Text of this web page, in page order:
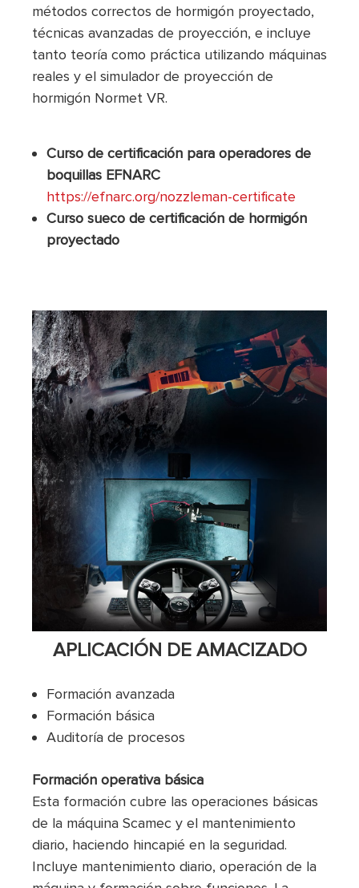
métodos correctos de hormigón proyectado,
técnicas avanzadas de proyección, e incluye
tanto teoría como práctica utilizando máquinas
reales y el simulador de proyección de
hormigón Normet VR.
Curso de certificación para operadores de
boquillas EFNARC
https://efnarc.org/nozzleman-certificate
Curso sueco de certificación de hormigón
proyectado
APLICACIÓN DE AMACIZADO
Formación avanzada
Formación básica
Auditoría de procesos
Formación operativa básica
Esta formación cubre las operaciones básicas
de la máquina Scamec y el mantenimiento
diario, haciendo hincapié en la seguridad.
Incluye mantenimiento diario, operación de la